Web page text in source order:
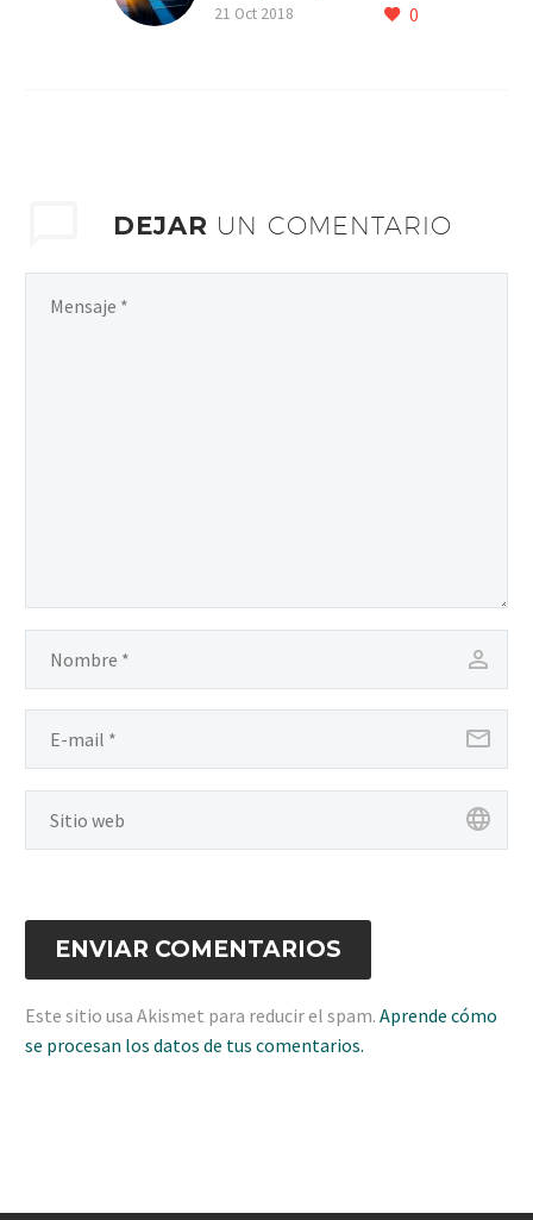
0
21 Oct 2018
DEJAR UN COMENTARIO
ENVIAR COMENTARIOS
Este sitio usa Akismet para reducir el spam. Aprende cómo
se procesan los datos de tus comentarios.